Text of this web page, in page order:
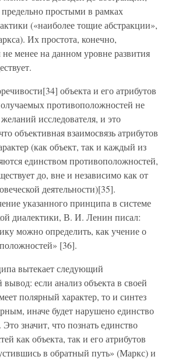
простыми в рамках
(«наиболее тощие абстракции»,
Их простота, конечно,
не менее на данном уровне развития
объекта и его атрибутов
противоположностей не
исследователя, и это
объективная взаимосвязь атрибутов
(как объект, так и каждый из
единством противоположностей,
до, вне и независимо как от
деятельности)[35].
указанного принципа в системе
диалектики, В. И. Ленин писал:
можно определить, как учение о
[36].
вытекает следующий
если анализ объекта в своей
полярный характер, то и синтез
иначе будет нарушено единство
Это значит, что познать единство
как объекта, так и его атрибутов
в обратный путь» (Маркс) и